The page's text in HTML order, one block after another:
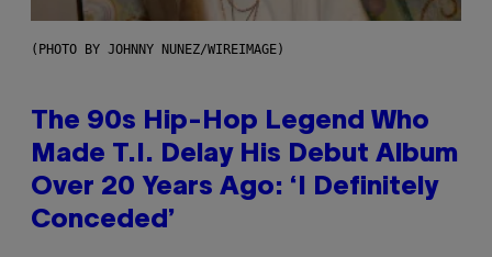
(PHOTO BY JOHNNY NUNEZ/WIREIMAGE)
The 90s Hip-Hop Legend Who
Made T.I. Delay His Debut Album
Over 20 Years Ago: ‘I Definitely
Conceded’